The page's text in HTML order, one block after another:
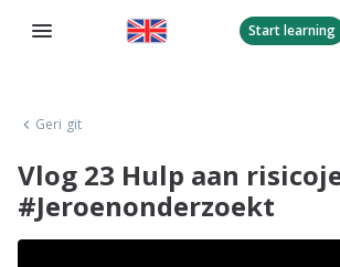
Start learning
Geri git
Vlog 23 Hulp aan
#Jeroenonderzoekt